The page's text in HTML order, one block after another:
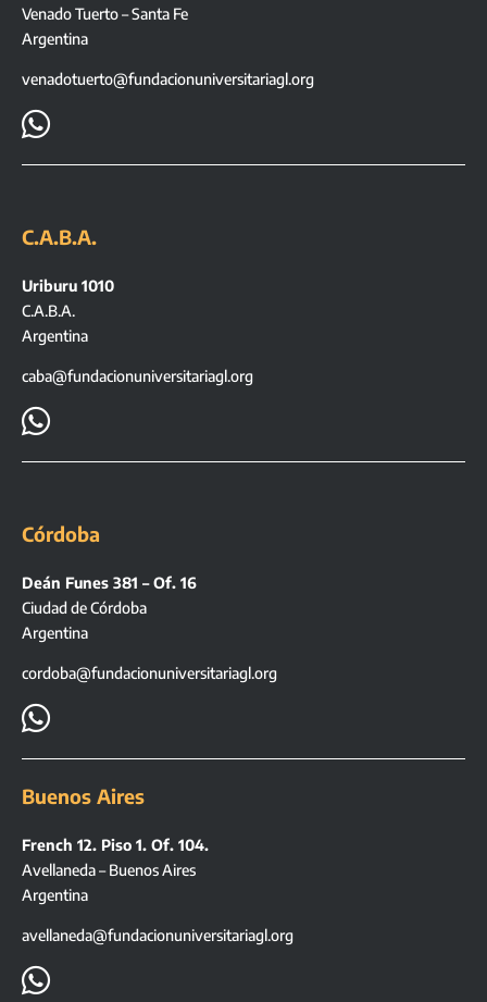
Venado Tuerto – Santa Fe
Argentina
venadotuerto@fundacionuniversitariagl.org

C.A.B.A.
Uriburu 1010
C.A.B.A.
Argentina
caba@fundacionuniversitariagl.org

Córdoba
Deán Funes 381 – Of. 16
Ciudad de Córdoba
Argentina
cordoba@fundacionuniversitariagl.org

Buenos Aires
French 12. Piso 1. Of. 104.
Avellaneda – Buenos Aires
Argentina
avellaneda@fundacionuniversitariagl.org
